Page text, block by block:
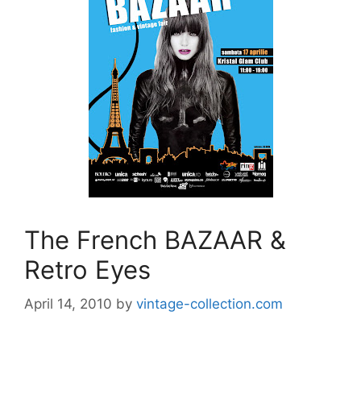
The French BAZAAR &
Retro Eyes
April 14, 2010 by vintage-collection.com